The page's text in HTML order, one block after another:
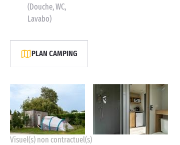
(Douche, WC,
Lavabo)
PLAN CAMPING
Visuel(s) non contractuel(s)